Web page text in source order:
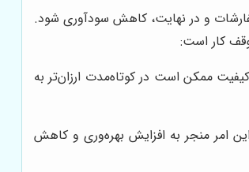
و در نهایت، کاهش سودآوری شود.
کار است:
ممکن است در کوتاه‌مدت ارزان‌تر به
امر منجر به افزایش بهره‌وری و کاهش